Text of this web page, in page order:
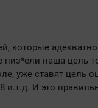
которые
пиз*ели наша цель
уже ставят цель
и.т.д. И это